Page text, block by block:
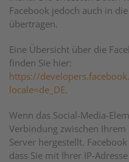
Facebook jedoch auch in
übertragen.
Eine Übersicht über die
finden Sie hier:
https://
locale=de_DE.
Wenn das Social-Media-
Verbindung zwischen
Server hergestellt.
dass Sie mit Ihrer IP-